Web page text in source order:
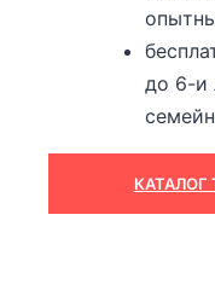
до 6-и
КАТАЛОГ